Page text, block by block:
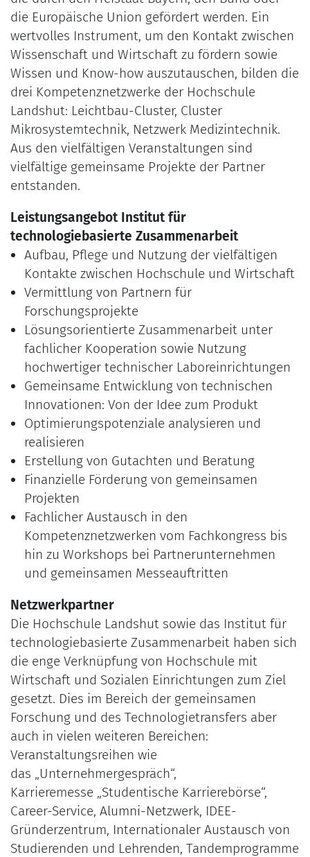
die Europäische Union gefördert werden. Ein
wertvolles Instrument, um den Kontakt zwischen
Wissenschaft und Wirtschaft zu fördern sowie
Wissen und Know-how auszutauschen, bilden die
drei Kompetenznetzwerke der Hochschule
Landshut: Leichtbau-Cluster, Cluster
Mikrosystemtechnik, Netzwerk Medizintechnik.
Aus den vielfältigen Veranstaltungen sind
vielfältige gemeinsame Projekte der Partner
entstanden.
Leistungsangebot Institut für
technologiebasierte Zusammenarbeit
Aufbau, Pflege und Nutzung der vielfältigen
Kontakte zwischen Hochschule und Wirtschaft
Vermittlung von Partnern für
Forschungsprojekte
Lösungsorientierte Zusammenarbeit unter
fachlicher Kooperation sowie Nutzung
hochwertiger technischer Laboreinrichtungen
Gemeinsame Entwicklung von technischen
Innovationen: Von der Idee zum Produkt
Optimierungspotenziale analysieren und
realisieren
Erstellung von Gutachten und Beratung
Finanzielle Förderung von gemeinsamen
Projekten
Fachlicher Austausch in den
Kompetenznetzwerken vom Fachkongress bis
hin zu Workshops bei Partnerunternehmen
und gemeinsamen Messeauftritten
Netzwerkpartner
Die Hochschule Landshut sowie das Institut für
technologiebasierte Zusammenarbeit haben sich
die enge Verknüpfung von Hochschule mit
Wirtschaft und Sozialen Einrichtungen zum Ziel
gesetzt. Dies im Bereich der gemeinsamen
Forschung und des Technologietransfers aber
auch in vielen weiteren Bereichen:
Veranstaltungsreihen wie
das „Unternehmergespräch“,
Karrieremesse „Studentische Karrierebörse“,
Career-Service, Alumni-Netzwerk, IDEE-
Gründerzentrum, Internationaler Austausch von
Studierenden und Lehrenden, Tandemprogramme